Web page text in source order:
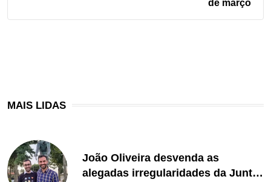
de março
MAIS LIDAS
João Oliveira desvenda as
alegadas irregularidades da Junta